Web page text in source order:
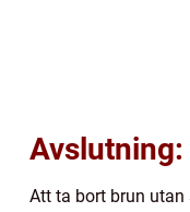
Avslutning:
Att ta bort brun